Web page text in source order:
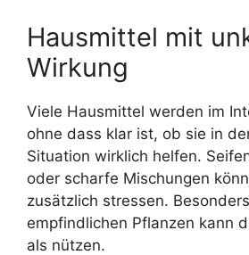
Hausmittel mit
Wirkung
Viele Hausmittel werden im
ohne dass klar ist, ob sie in
Situation wirklich helfen.
oder scharfe Mischungen
zusätzlich stressen.
empfindlichen Pflanzen kann
als nützen.